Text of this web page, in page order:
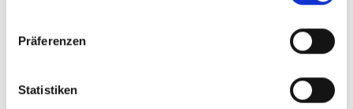
Präferenzen
Statistiken
Documentation technique, gestion de l'expédition, douanes,
contrats de transport et autres. La précision à chaque